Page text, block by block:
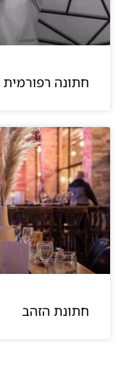
חתונה רפורמית
חתונת הזהב